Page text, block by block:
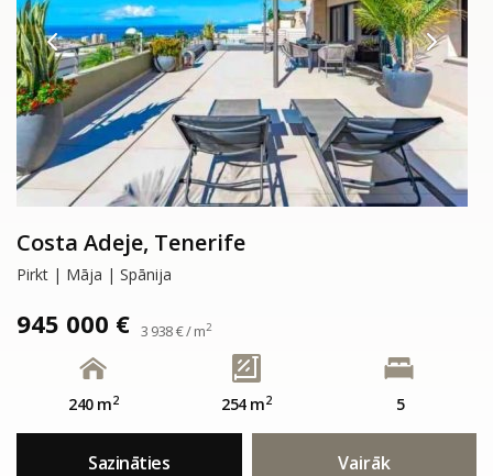
Costa Adeje, Tenerife
Pirkt | Māja | Spānija
945 000 € 3 938 € / m2
240 m2 254 m2 5
Sazināties Vairāk